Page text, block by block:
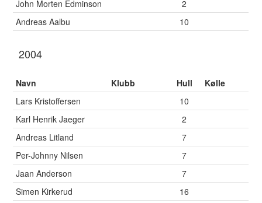
John Morten Edminson
2
Andreas Aalbu
10
2004
Navn Klubb Hull
Kølle
Lars Kristoffersen
10
Karl Henrik Jaeger
2
Andreas Litland
7
Per-Johnny Nilsen
7
Jaan Anderson
7
Simen Kirkerud
16